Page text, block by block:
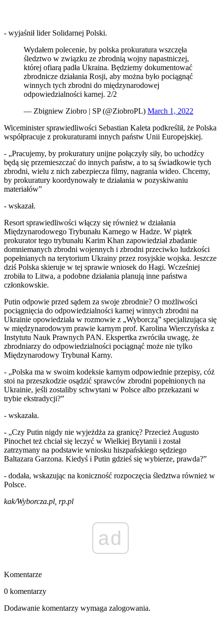
- wyjaśnił lider Solidarnej Polski.
Wydałem polecenie, by polska prokuratura wszczęła
śledztwo w związku ze zbrodnią wojny napastniczej,
której ofiarą padła Ukraina. Będziemy dokumentować
zbrodnicze działania Rosji, aby można było pociągnąć
winnych tych zbrodni do międzynarodowej
odpowiedzialności karnej. 2/2
— Zbigniew Ziobro | SP (@ZiobroPL) March 1, 2022
Wiceminister sprawiedliwości Sebastian Kaleta podkreślił, że Polska
współpracuje z prokuraturami innych państw Unii Europejskiej.
- „Pracujemy, by prokuratury unijne połączyły siły, bo uchodźcy
będą się przemieszczać do innych państw, a to są świadkowie tych
zbrodni, wielu z nich zabezpiecza filmy, nagrania wideo. Chcemy,
by prokuratury koordynowały te działania w pozyskiwaniu
materiałów”
- wskazał.
Resort sprawiedliwości włączy się również w działania
Międzynarodowego Trybunału Karnego w Hadze. W piątek
prokurator tego trybunału Karim Khan zapowiedział zbadanie
domniemanych zbrodni wojennych i zbrodni przeciwko ludzkości
popełnianych na terytorium Ukrainy przez rosyjskie wojska. Jeszcze
dziś Polska skieruje w tej sprawie wniosek do Hagi. Wcześniej
zrobiła to Litwa, a podobne działania planują inne państwa
członkowskie.
Putin odpowie przed sądem za swoje zbrodnie? O możliwości
pociągnięcia do odpowiedzialności karnej winnych zbrodni na
Ukrainie opowiedziała w rozmowie z „Wyborczą” specjalizująca się
w międzynarodowym prawie karnym prof. Karolina Wierczyńska z
Instytutu Nauk Prawnych PAN. Ekspertka zwróciła uwagę, że
zbrodniarzy do odpowiedzialności pociągnąć może nie tylko
Międzynarodowy Trybunał Karny.
- „Polska ma w swoim kodeksie karnym odpowiednie przepisy, cóż
stoi na przeszkodzie osądzić sprawców zbrodni popełnionych na
Ukrainie, jeśli zostaliby schwytani w Polsce albo przekazani w
trybie ekstradycji?”
- wskazała.
- „Czy Putin nigdy nie wyjeżdża za granicę? Przecież Augusto
Pinochet też chciał się leczyć w Wielkiej Brytanii i został
zatrzymany na podstawie wniosku hiszpańskiego sędziego
Baltazara Garzona. Kiedyś i Putin gdzieś się wybierze, prawda?”
- dodała, wskazując na koniczność rozpoczęcia śledztwa również w
Polsce.
kak/Wyborcza.pl, rp.pl
ad
Komentarze
0 komentarzy
Dodawanie komentarzy wymaga zalogowania.